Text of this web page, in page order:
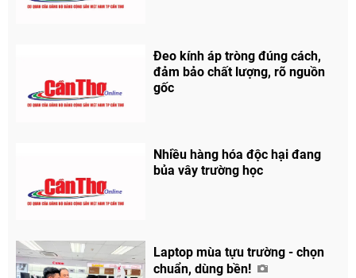
Đeo kính áp tròng đúng cách,
đảm bảo chất lượng, rõ nguồn
gốc
Nhiều hàng hóa độc hại đang
bủa vây trường học
Laptop mùa tựu trường - chọn
chuẩn, dùng bền!